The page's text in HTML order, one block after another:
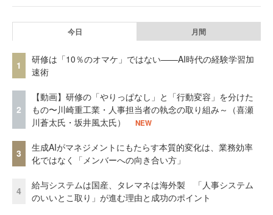
今日 月間
1
研修は「10％のオマケ」ではない——AI時代の経験学習加
速術
2
【動画】研修の「やりっぱなし」と「行動変容」を分けた
もの〜川崎重工業・人事担当者の執念の取り組み～（喜瀬
川蒼太氏・坂井風太氏）
NEW
3
生成AIがマネジメントにもたらす本質的変化は、業務効率
化ではなく「メンバーへの向き合い方」
4
給与システムは国産、タレマネは海外製 「人事システム
のいいとこ取り」が進む理由と成功のポイント